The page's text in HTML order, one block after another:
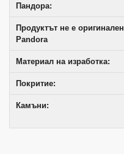
Пандора:
Продуктът не е оригинален
Pandora
Материал на изработка:
Покритие:
Камъни: